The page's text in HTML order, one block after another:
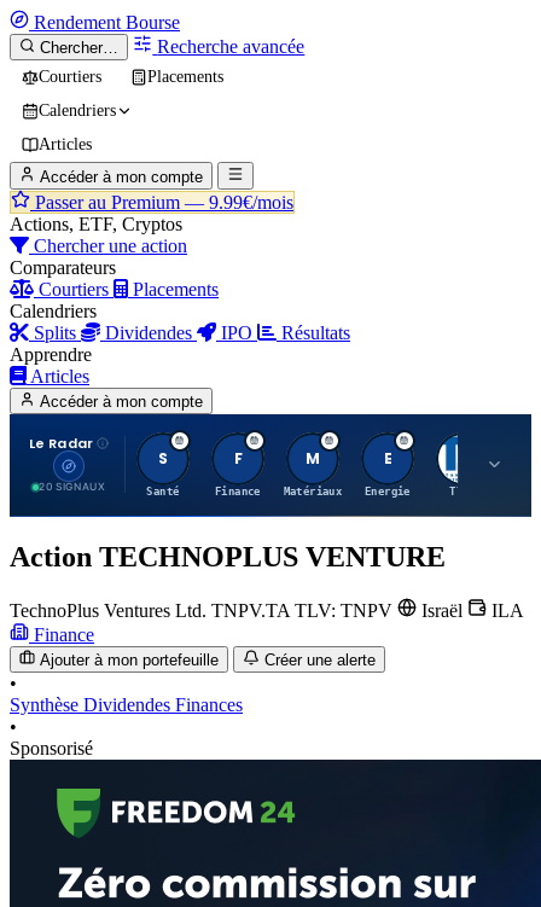
Rendement Bourse
Chercher… Recherche avancée
Courtiers
Placements
Calendriers
Articles
Accéder à mon compte
Passer au Premium — 9.99€/mois
Actions, ETF, Cryptos
Chercher une action
Comparateurs
Courtiers
Placements
Calendriers
Splits
Dividendes IPO
Résultats
Apprendre
Articles
Accéder à mon compte
Le Radar
20 SIGNAUX
S
Santé
F
Finance
M
Matériaux
E
Energie TTWO
Action TECHNOPLUS VENTURE
TechnoPlus Ventures Ltd. TNPV.TA TLV: TNPV Israël
ILA
Finance
Ajouter à mon portefeuille Créer une alerte
•
Synthèse Dividendes Finances
•
Sponsorisé